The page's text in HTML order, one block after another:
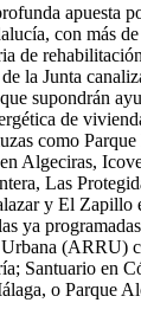
apuesta
con más
de
la Junta
supondrán
de
como
Algeciras,
Las
y El Zapillo
ya
(ARRU)
Santuario en
o Parque